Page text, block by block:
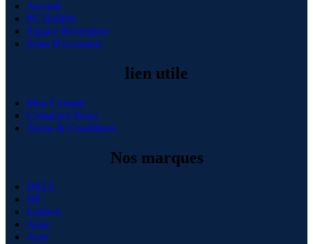
Accueil
PC Builder
Espace Revendeur
Zone D'occasion
lien utile
Mon Compte
Contactez-Nous
Terms & Conditions
Nos marques
DELL
HP
Lenovo
Asus
Acer